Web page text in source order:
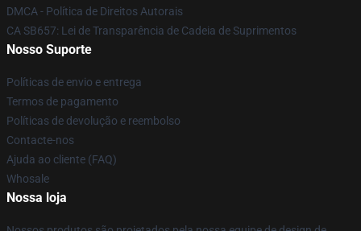
DMCA - Política de Direitos Autorais
CA SB657: Lei de Transparência de Cadeia de Suprimentos
Nosso Suporte
Políticas de envio e entrega
Termos de pagamento
Políticas de devolução e reembolso
Contacte-nos
Ajuda ao cliente (FAQ)
Whosale
Nossa loja